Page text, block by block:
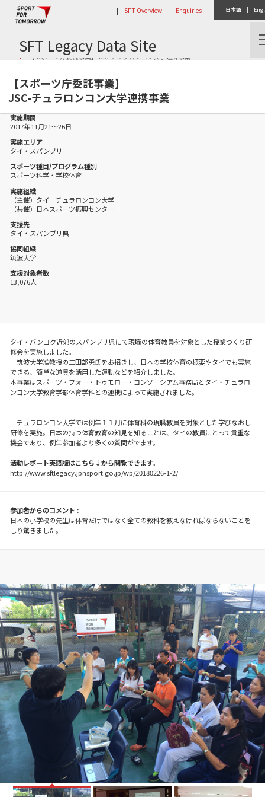
日本語 |
| SFT Overview | Enquiries
SFT Legacy Data Site
Home
Activity Report
【スポーツ庁委託事業】JSC-チュラロンコン大学連携事業
【スポーツ庁委託事業】
JSC-チュラロンコン大学連携事業
実施期間
2017年11月21〜26日
実施エリア
タイ・スパンブリ
スポーツ種目/プログラム種別
スポーツ科学・学校体育
実施組織
（主催）タイ チュラロンコン大学
（共催）日本スポーツ振興センター
支援先
タイ・スパンブリ県
協同組織
筑波大学
支援対象者数
13,076人
タイ・バンコク近郊のスパンブリ県にて現職の体育教員を対象とした授業つくり研
修会を実施しました。
筑波大学准教授の三田部勇氏をお招きし、日本の学校体育の概要やタイでも実施
できる、簡単な道具を活用した運動などを紹介しました。
本事業はスポーツ・フォー・トゥモロー・コンソーシアム事務局とタイ・チュラロ
ンコン大学教育学部体育学科との連携によって実施されました。
チュラロンコン大学では例年１１月に体育科の現職教員を対象とした学びなおし
研修を実施。日本の持つ体育教育の知見を知ることは、タイの教員にとって貴重な
機会であり、例年参加者より多くの質問がでます。
活動レポート英語版はこちら↓から閲覧できます。
http://www.sftlegacy.jpnsport.go.jp/wp/20180226-1-2/
参加者からのコメント :
日本の小学校の先生は体育だけではなく全ての教科を教えなければならないことを
しり驚きました。